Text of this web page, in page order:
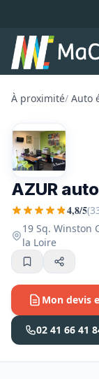
À proximité/ Auto
AZUR
4,8/5
19 Sq. Winston
la Loire
Mon devis
02 41 66 41